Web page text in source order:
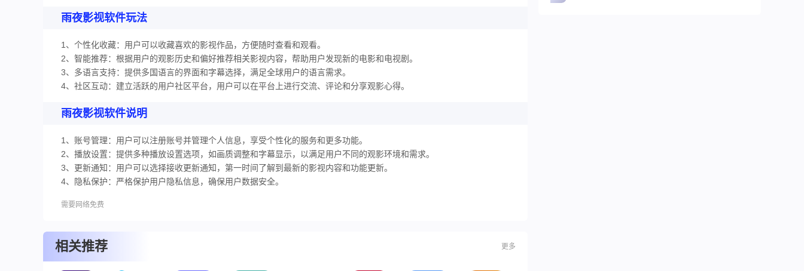
雨夜影视软件玩法
1、个性化收藏：用户可以收藏喜欢的影视作品，方便随时查看和观看。
2、智能推荐：根据用户的观影历史和偏好推荐相关影视内容，帮助用户发现新的电影和电视剧。
3、多语言支持：提供多国语言的界面和字幕选择，满足全球用户的语言需求。
4、社区互动：建立活跃的用户社区平台，用户可以在平台上进行交流、评论和分享观影心得。
雨夜影视软件说明
1、账号管理：用户可以注册账号并管理个人信息，享受个性化的服务和更多功能。
2、播放设置：提供多种播放设置选项，如画质调整和字幕显示，以满足用户不同的观影环境和需求。
3、更新通知：用户可以选择接收更新通知，第一时间了解到最新的影视内容和功能更新。
4、隐私保护：严格保护用户隐私信息，确保用户数据安全。
需要网络免费
相关推荐 更多